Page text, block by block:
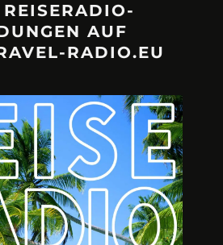
REISERADIO-
AUF
RADIO.EU